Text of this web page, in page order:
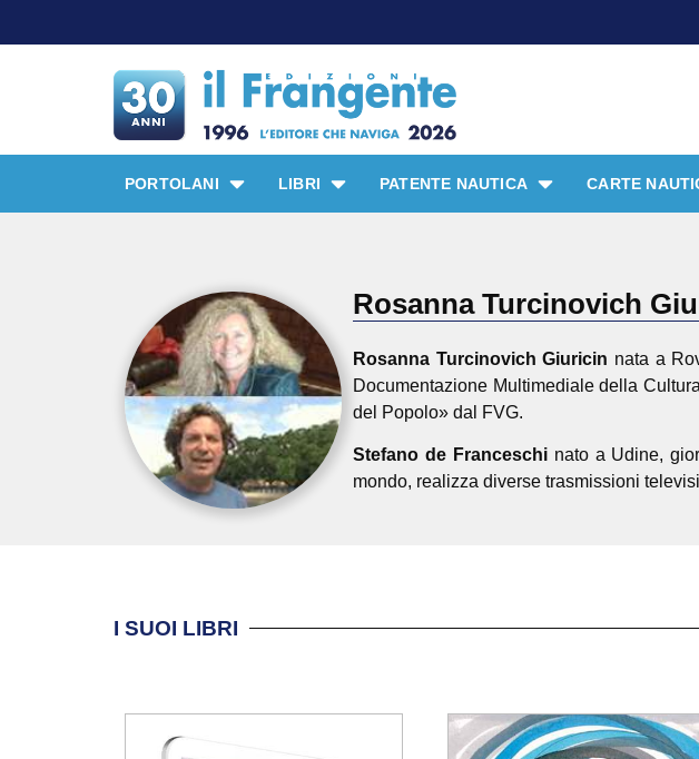
PORTOLANI LIBRI PATENTE NAUTICA CARTE
Rosanna Turcinovich
Rosanna Turcinovich Giuricin nata a
Documentazione Multimediale della
del Popolo» dal FVG.
Stefano de Franceschinato a Udine,
mondo, realizza diverse trasmissioni
I SUOI LIBRI